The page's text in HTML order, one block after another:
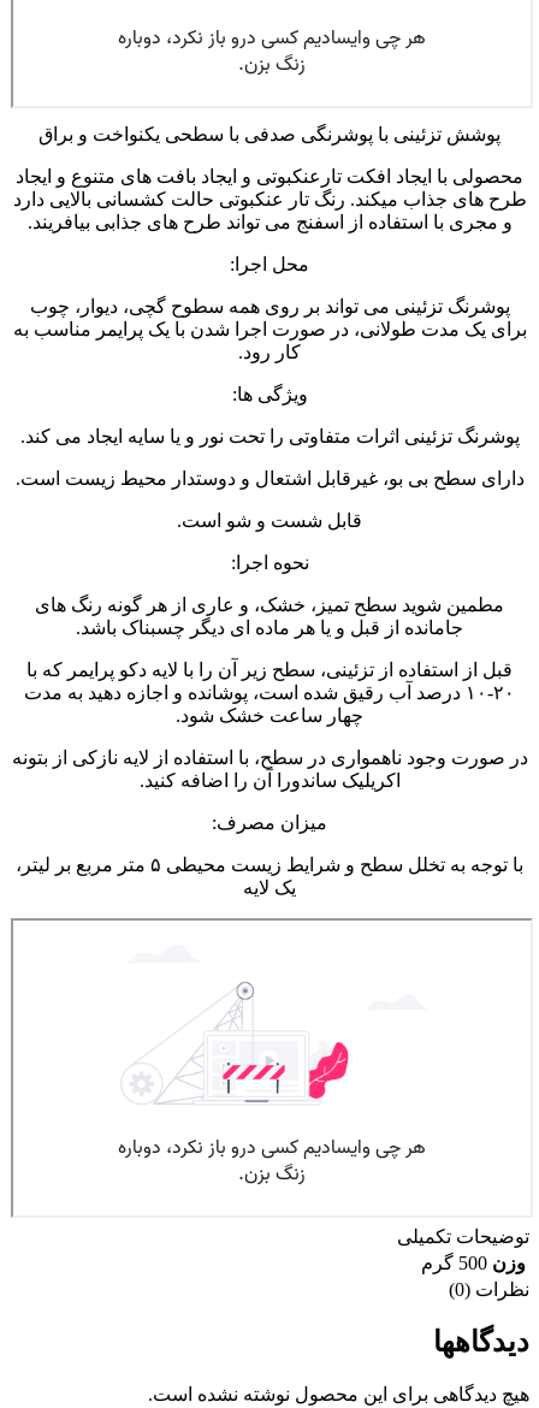
پوشش تزئینی با پوشرنگی صدفی با سطحی یکنواخت و براق
محصولی با ایجاد افکت تارعنکبوتی و ایجاد بافت های متنوع و ایجاد
طرح های جذاب میکند. رنگ تار عنکبوتی حالت کشسانی بالایی دارد
و مجری با استفاده از اسفنج می تواند طرح های جذابی بیافریند.
محل اجرا:
پوشرنگ تزئینی می تواند بر روی همه سطوح گچی، دیوار، چوب
برای یک مدت طولانی، در صورت اجرا شدن با یک پرایمر مناسب به
کار رود.
ویژگی ها:
پوشرنگ تزئینی اثرات متفاوتی را تحت نور و یا سایه ایجاد می کند.
دارای سطح بی بو، غیرقابل اشتعال و دوستدار محیط زیست است.
قابل شست و شو است.
نحوه اجرا:
مطمین شوید سطح تمیز، خشک، و عاری از هر گونه رنگ های
جامانده از قبل و یا هر ماده ای دیگر چسبناک باشد.
قبل از استفاده از تزئینی، سطح زیر آن را با لایه دکو پرایمر که با
۲۰-۱۰ درصد آب رقیق شده است، پوشانده و اجازه دهید به مدت
چهار ساعت خشک شود.
در صورت وجود ناهمواری در سطح، با استفاده از لایه نازکی از بتونه
اکریلیک ساندورا آن را اضافه کنید.
میزان مصرف:
با توجه به تخلل سطح و شرایط زیست محیطی ۵ متر مربع بر لیتر،
یک لایه
توضیحات تکمیلی
وزن 500 گرم
نظرات (0)
دیدگاهها
هیچ دیدگاهی برای این محصول نوشته نشده است.